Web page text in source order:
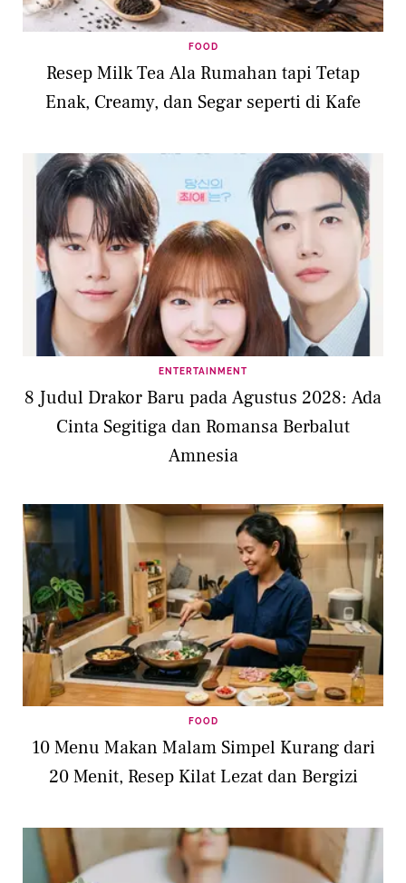
FOOD
Resep Milk Tea Ala Rumahan tapi Tetap
Enak, Creamy, dan Segar seperti di Kafe
ENTERTAINMENT
8 Judul Drakor Baru pada Agustus 2028: Ada
Cinta Segitiga dan Romansa Berbalut
Amnesia
FOOD
10 Menu Makan Malam Simpel Kurang dari
20 Menit, Resep Kilat Lezat dan Bergizi